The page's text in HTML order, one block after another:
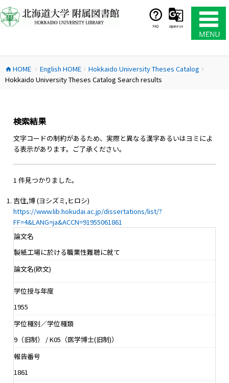
ン
テ
ス
キ
FAQ Japanese
home HOME chevron_right English HOMEchevron_right Hokkaido University Theses Catalog chevron_right
Hokkaido University Theses Catalog Search results
検索結果
文字コードの制約があるため、実際と異なる漢字あるいはヨミによ
る表示があります。ご了承ください。
1 件見つかりました。
吉住,博 (ヨシズミ,ヒロシ)
https://www.lib.hokudai.ac.jp/dissertations/list/?
FF=4&LANG=ja&ACCN=91955061861
論文名
製紙工場に於ける職業性難聴に就て
論文名(欧文)
学位授与年度
1955
学位種別／学位種類
9（旧制） / K05（医学博士(旧制)）
報告番号
1861